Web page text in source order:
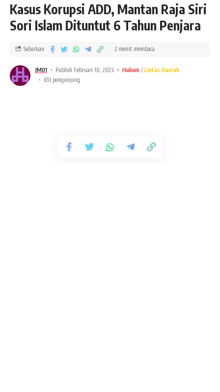
Kasus Korupsi ADD, Mantan Raja Siri
Sori Islam Dituntut 6 Tahun Penjara
JM01 Publish Februari 10, 2023 Hukum
Lintas Daerah
651 pengunjung
Sebarkan 2 menit membaca